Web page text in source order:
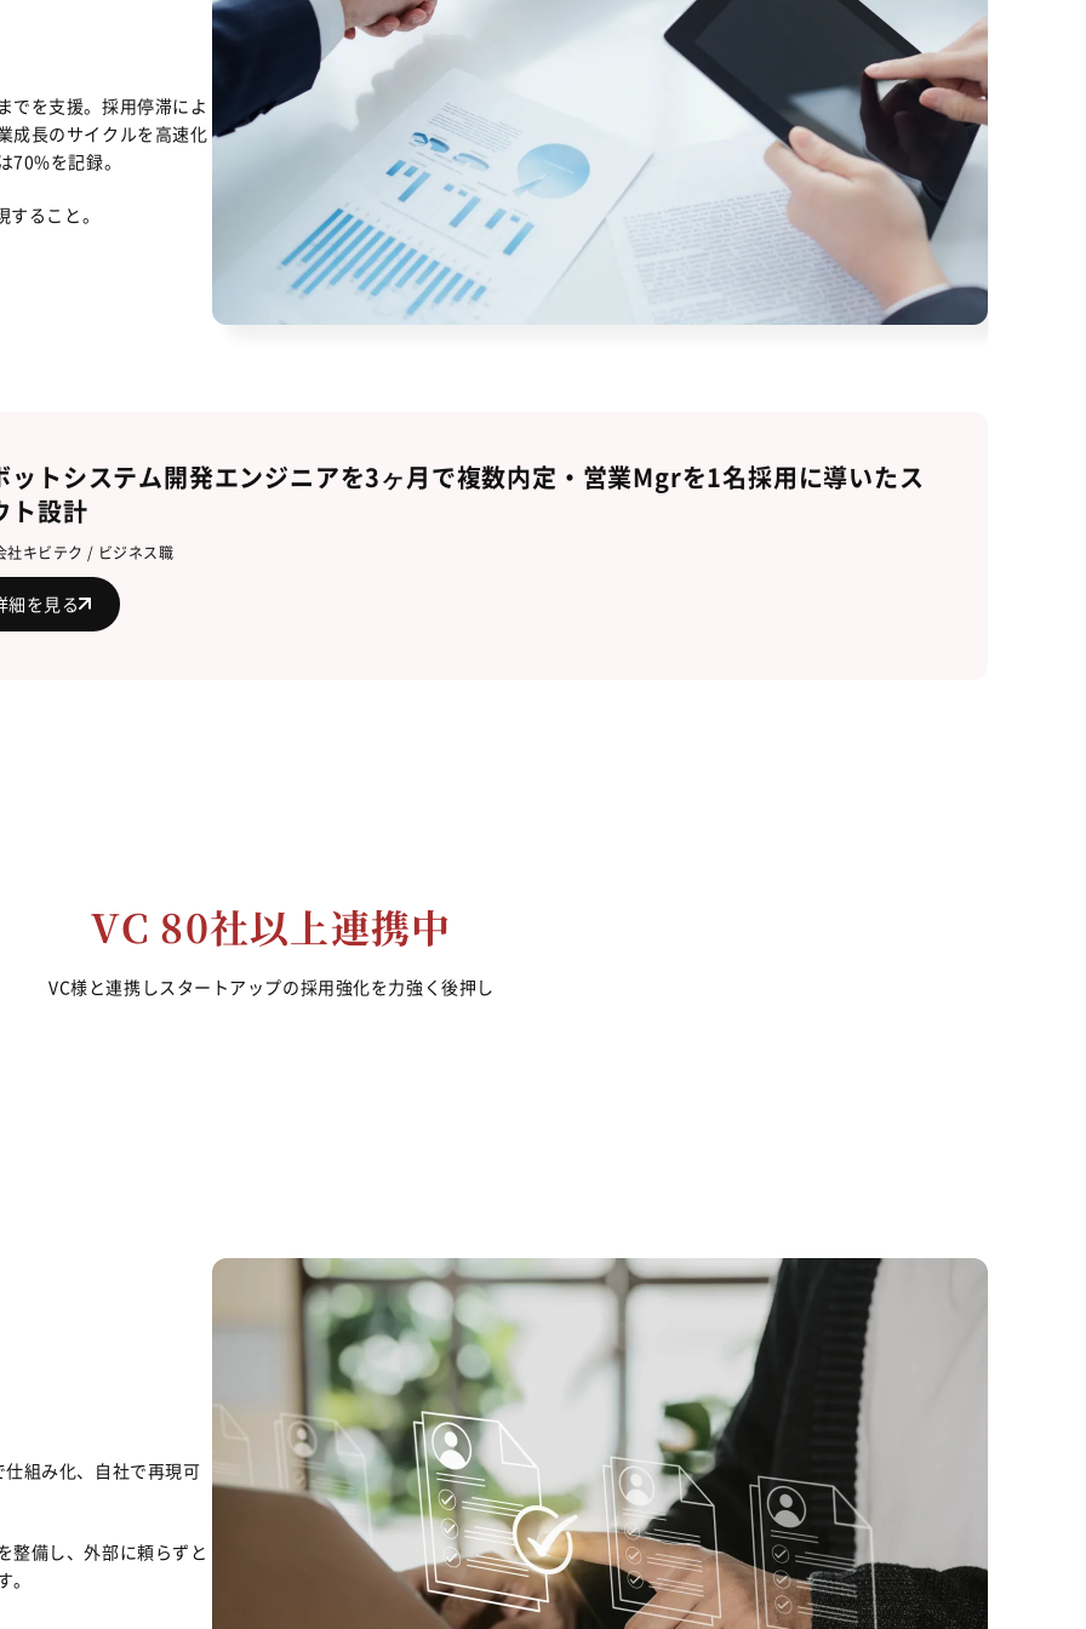
でを支援。採用停滞によ
成長のサイクルを高速化
を記録。
ること。
ットシステム開発エンジニアを3ヶ月で複数内定・営業Mgrを1名採用に導いたス
ト設計
社キビテク / ビジネス職
細を見る
VC 80社以上連携中
VC様と連携しスタートアップの採用強化を力強く後押し
組み化、自社で再現可
整備し、外部に頼らずと